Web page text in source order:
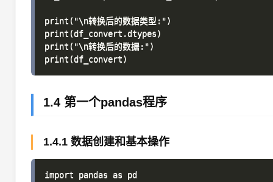
print("\n转换后的数据类型:")
print(df_convert.dtypes)
print("\n转换后的数据:")
1.4 第一个pandas程序
1.4.1 数据创建和基本操作
import pandas as pd